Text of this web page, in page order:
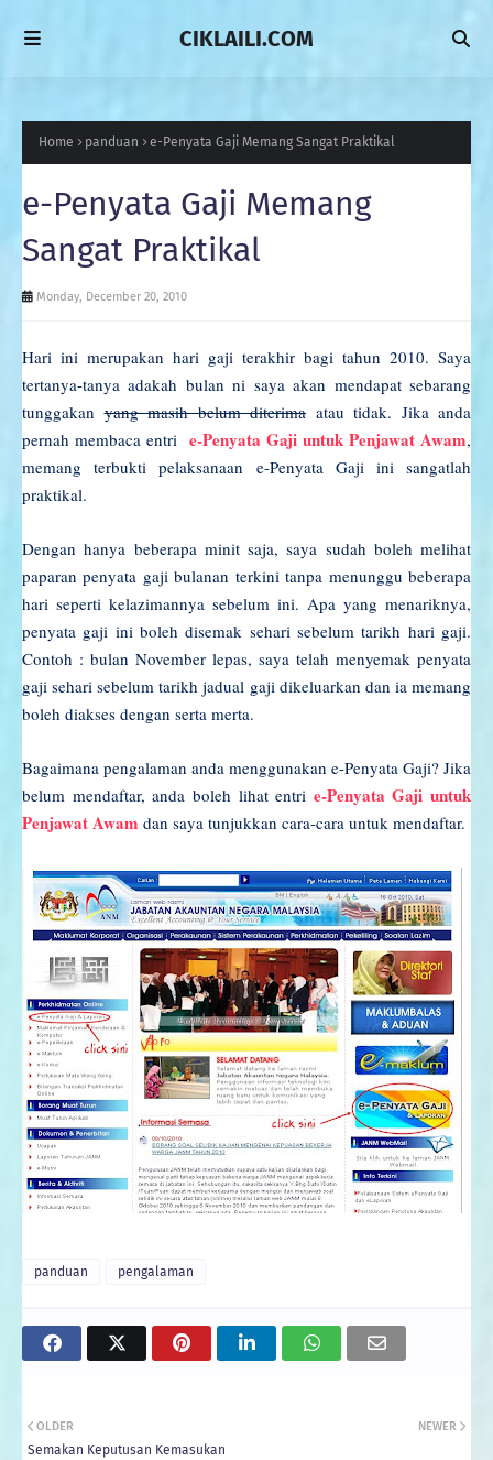
CIKLAILI.COM
Home panduan e-Penyata Gaji Memang Sangat Praktikal
e-Penyata Gaji Memang
Sangat Praktikal
Monday, December 20, 2010
Hari ini merupakan hari gaji terakhir bagi tahun 2010. Saya
tertanya-tanya adakah bulan ni saya akan mendapat sebarang
tunggakanyang masih belum diterima atau tidak. Jika anda
pernah membaca entri e-Penyata Gaji untuk Penjawat Awam,
memang terbukti pelaksanaan e-Penyata Gaji ini sangatlah
praktikal.
Dengan hanya beberapa minit saja, saya sudah boleh melihat
paparan penyata gaji bulanan terkini tanpa menunggu beberapa
hari seperti kelazimannya sebelum ini. Apa yang menariknya,
penyata gaji ini boleh disemak sehari sebelum tarikh hari gaji.
Contoh : bulan November lepas, saya telah menyemak penyata
gaji sehari sebelum tarikh jadual gaji dikeluarkan dan ia memang
boleh diakses dengan serta merta.
Bagaimana pengalaman anda menggunakan e-Penyata Gaji? Jika
belum mendaftar, anda boleh lihat entri e-Penyata Gaji untuk
Penjawat Awam dan saya tunjukkan cara-cara untuk mendaftar.
panduan pengalaman
NEWER
OLDER
Semakan Keputusan Kemasukan